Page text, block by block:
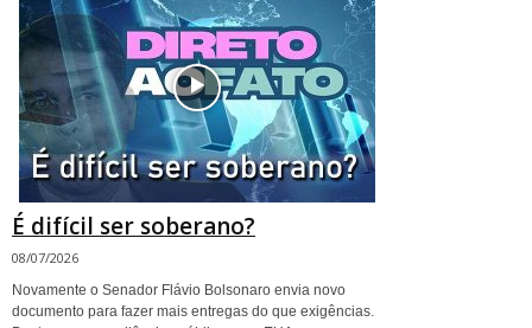
É difícil ser soberano?
08/07/2026
Novamente o Senador Flávio Bolsonaro envia novo
documento para fazer mais entregas do que exigências.